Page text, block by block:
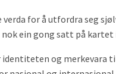
for å utfordra seg
ein gong satt på
og merkevara